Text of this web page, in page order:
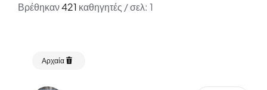
Βρέθηκαν421 καθηγητές / σελ: 1
Αρχαία